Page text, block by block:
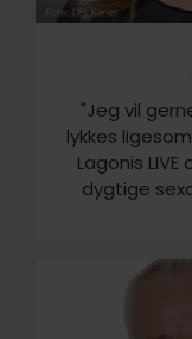
"Jeg vil
lykkes
Lagonis
dygtige